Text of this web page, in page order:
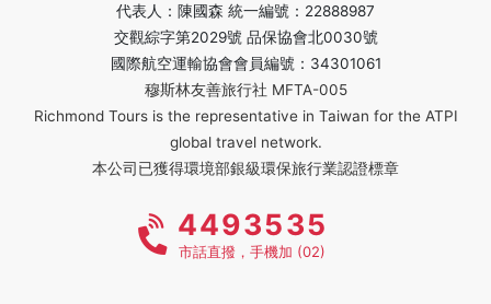
代表人：陳國森 統一編號：22888987
交觀綜字第2029號 品保協會北0030號
國際航空運輸協會會員編號：34301061
穆斯林友善旅行社 MFTA-005
Richmond Tours is the representative in Taiwan for the ATPI
global travel network.
本公司已獲得環境部銀級環保旅行業認證標章
4493535
市話直撥，手機加 (02)